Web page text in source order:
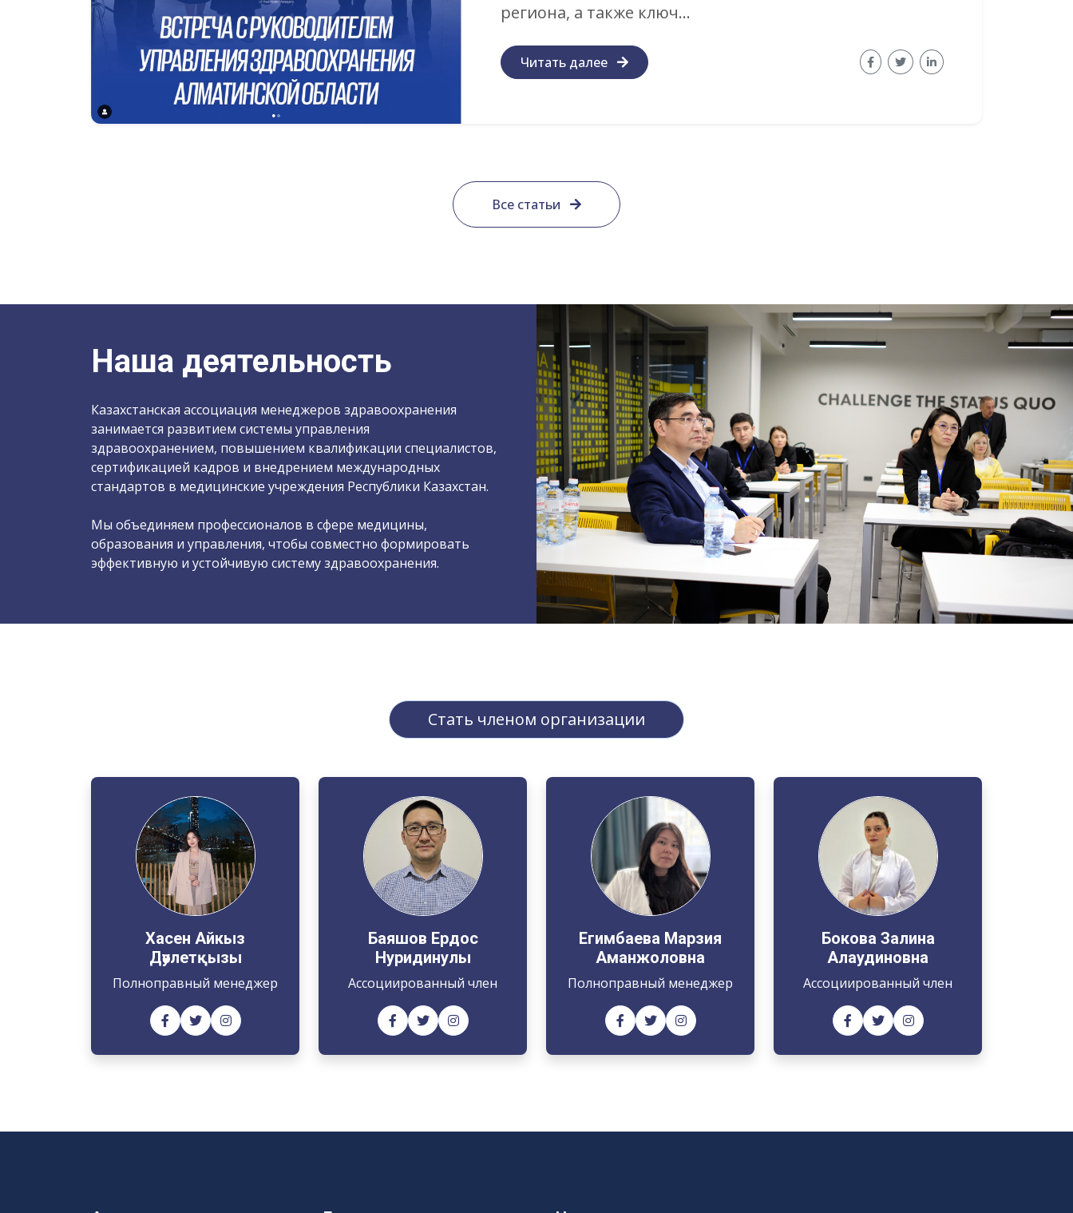
региона, а также ключ...
Читать далее
Все статьи
Наша деятельность
Казахстанская ассоциация менеджеров здравоохранения
занимается развитием системы управления
здравоохранением, повышением квалификации специалистов,
сертификацией кадров и внедрением международных
стандартов в медицинские учреждения Республики Казахстан.
Мы объединяем профессионалов в сфере медицины,
образования и управления, чтобы совместно формировать
эффективную и устойчивую систему здравоохранения.
Стать членом организации
Хасен Айкыз
Дәулетқызы
Полноправный менеджер
Баяшов Ердос
Нуридинулы
Ассоциированный член
Егимбаева Марзия
Аманжоловна
Полноправный менеджер
Бокова Залина
Алаудиновна
Ассоциированный член